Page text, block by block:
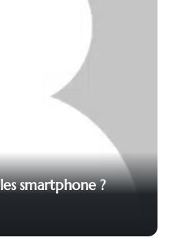
smartphone ?